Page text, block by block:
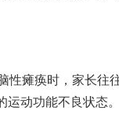
瘫痪时，家长往
运动功能不良状态。